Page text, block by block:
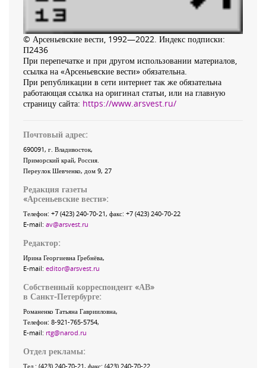
© Арсеньевские вести, 1992—2022. Индекс подписки:
П2436
При перепечатке и при другом использовании материалов,
ссылка на «Арсеньевские вести» обязательна.
При републикации в сети интернет так же обязательна
работающая ссылка на оригинал статьи, или на главную
страницу сайта: https://www.arsvest.ru/
Почтовый адрес:
690091, г. Владивосток,
Приморский край, Россия
Переулок Шевченко, дом 9, 27
Редакция газеты
«Арсеньевские вести»:
Телефон: +7 (423) 240-70-21, факс: +7 (423) 240-70-22
E-mail: av@arsvest.ru
Редактор:
Ирина Георгиевна Гребнёва,
E-mail: editor@arsvest.ru
Собственный корреспондент «АВ»
в Санкт-Петербурге:
Романенко Татьяна Гаврииловна,
Телефон: 8-921-765-5754,
E-mail: rtg@narod.ru
Отдел рекламы:
Тел.: (423) 240-70-21, факс: (423) 240-70-22